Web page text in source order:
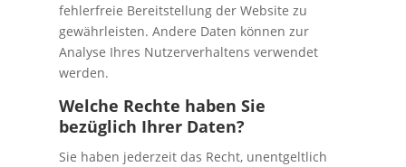
fehlerfreie Bereitstellung der Website zu
gewährleisten. Andere Daten können zur
Analyse Ihres Nutzerverhaltens verwendet
werden.
Welche Rechte haben Sie
bezüglich Ihrer Daten?
Sie haben jederzeit das Recht, unentgeltlich